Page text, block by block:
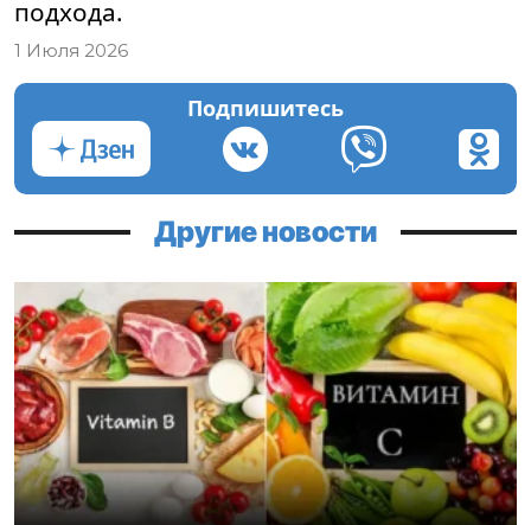
подхода.
1 Июля 2026
Подпишитесь
Другие новости